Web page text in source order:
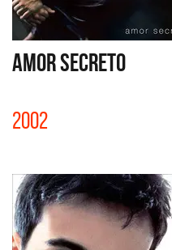
AMOR SECRETO
2002